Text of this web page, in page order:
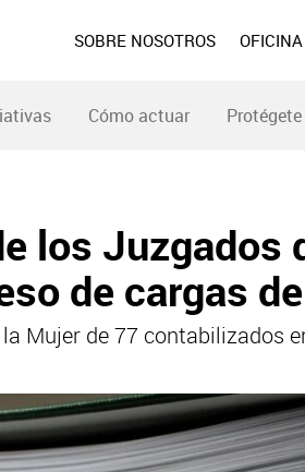
SOBRE NOSOTROS
Cómo actuar Protégete
los Juzgados
de cargas
Mujer de 77 contabilizados